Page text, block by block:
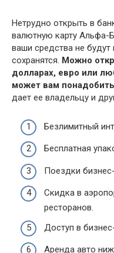
Нетрудно открыть в
валютную карту Альфа-
ваши средства не будут
сохранятся. Можно
долларах, евро или
может вам
дает ее владельцу и
Безлимитный
Бесплатная
Поездки
Скидка в
ресторанов.
Доступ в
Аренда авто